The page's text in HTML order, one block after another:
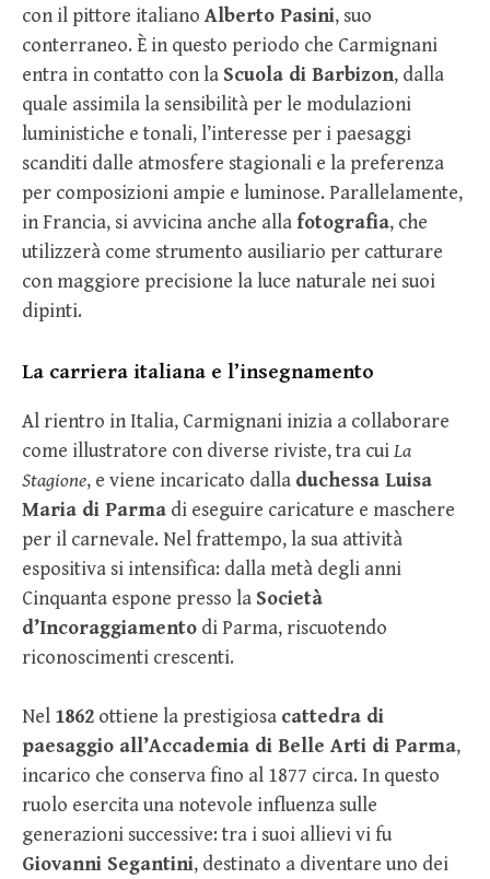
con il pittore italiano Alberto Pasini, suo
conterraneo. È in questo periodo che Carmignani
entra in contatto con la Scuola di Barbizon, dalla
quale assimila la sensibilità per le modulazioni
luministiche e tonali, l’interesse per i paesaggi
scanditi dalle atmosfere stagionali e la preferenza
per composizioni ampie e luminose. Parallelamente,
in Francia, si avvicina anche alla fotografia, che
utilizzerà come strumento ausiliario per catturare
con maggiore precisione la luce naturale nei suoi
dipinti.
La carriera italiana e l’insegnamento
Al rientro in Italia, Carmignani inizia a collaborare
come illustratore con diverse riviste, tra cuiLa
Stagione, e viene incaricato dalla duchessa Luisa
Maria di Parma di eseguire caricature e maschere
per il carnevale. Nel frattempo, la sua attività
espositiva si intensifica: dalla metà degli anni
Cinquanta espone presso la Società
d’Incoraggiamento di Parma, riscuotendo
riconoscimenti crescenti.
Nel 1862 ottiene la prestigiosa cattedra di
paesaggio all’Accademia di Belle Arti di Parma,
incarico che conserva fino al 1877 circa. In questo
ruolo esercita una notevole influenza sulle
generazioni successive: tra i suoi allievi vi fu
Giovanni Segantini, destinato a diventare uno dei